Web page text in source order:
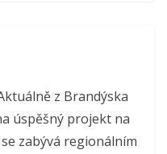
z Brandýska
úspěšný projekt na
zabývá regionálním